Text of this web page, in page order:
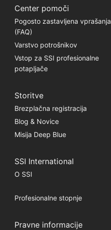
Center pomoči
Pogosto zastavljena vprašanja
(FAQ)
Varstvo potrošnikov
Vstop za SSI profesionalne
potapljače
Storitve
Brezplačna registracija
Blog & Novice
Misija Deep Blue
SSI International
O SSI
Profesionalne stopnje
Pravne informacije